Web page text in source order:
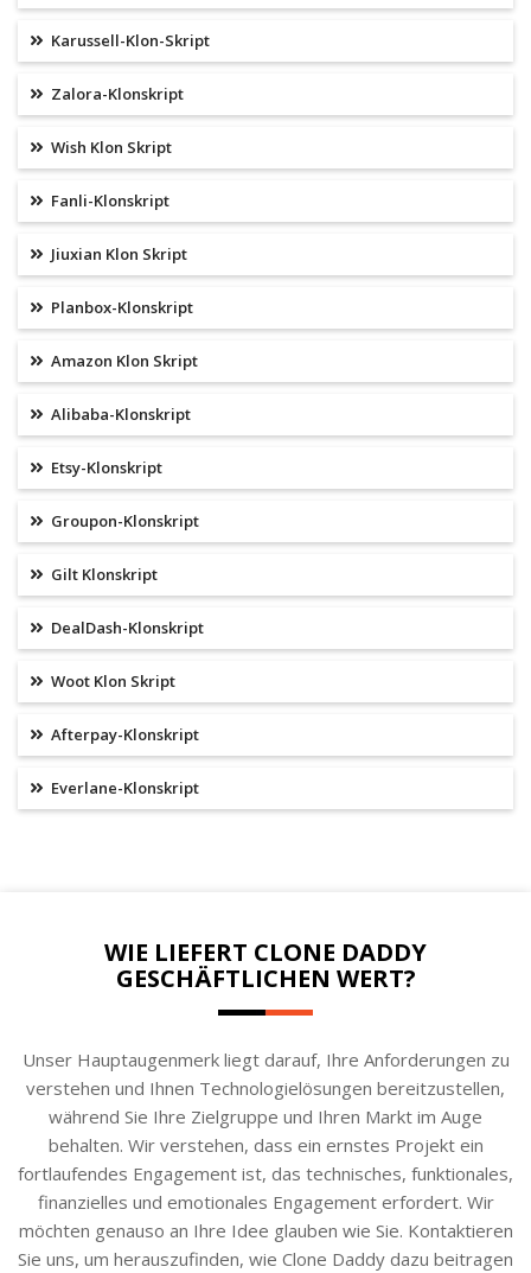
Karussell-Klon-Skript
Zalora-Klonskript
Wish Klon Skript
Fanli-Klonskript
Jiuxian Klon Skript
Planbox-Klonskript
Amazon Klon Skript
Alibaba-Klonskript
Etsy-Klonskript
Groupon-Klonskript
Gilt Klonskript
DealDash-Klonskript
Woot Klon Skript
Afterpay-Klonskript
Everlane-Klonskript
WIE LIEFERT CLONE DADDY
GESCHÄFTLICHEN WERT?
Unser Hauptaugenmerk liegt darauf, Ihre Anforderungen zu
verstehen und Ihnen Technologielösungen bereitzustellen,
während Sie Ihre Zielgruppe und Ihren Markt im Auge
behalten. Wir verstehen, dass ein ernstes Projekt ein
fortlaufendes Engagement ist, das technisches, funktionales,
finanzielles und emotionales Engagement erfordert. Wir
möchten genauso an Ihre Idee glauben wie Sie. Kontaktieren
Sie uns, um herauszufinden, wie Clone Daddy dazu beitragen